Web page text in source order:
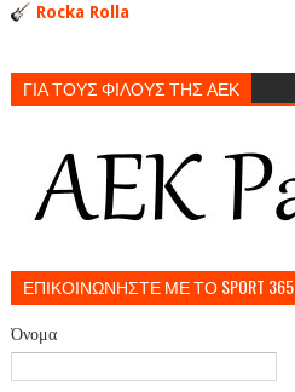
Rocka Rolla
ΓΙΑ ΤΟΥΣ ΦΙΛΟΥΣ ΤΗΣ ΑΕΚ
ΕΠΙΚΟΙΝΩΝΗΣΤΕ ΜΕ ΤΟ SPORT 365
Όνομα